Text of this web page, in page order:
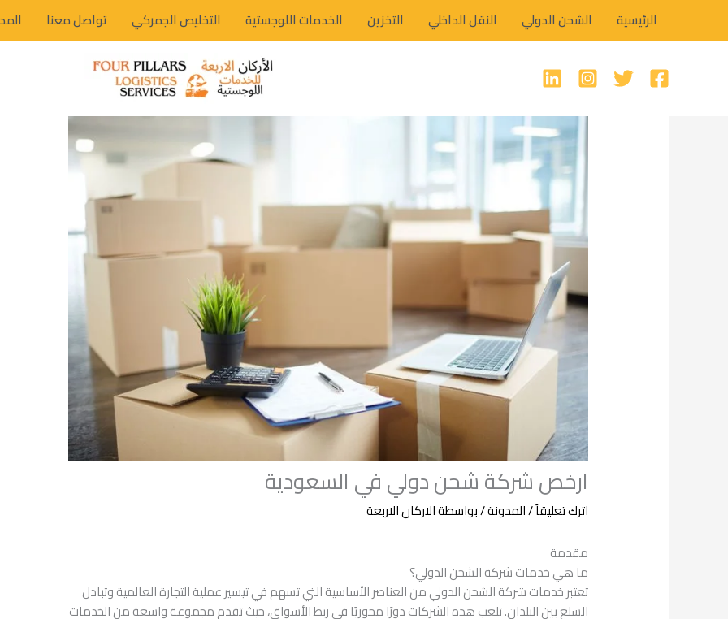
المحتوى
الرئيسية الشحن الدولي النقل الداخلي التخزين الخدمات اللوجستية التخليص الجمركي تواصل معنا
ارخص شركة شحن دولي في السعودية
اترك تعليقاً/المدونة/ بواسطةالاركان الاربعة
مقدمة
ما هي خدمات شركة الشحن الدولي؟
تعتبر خدمات شركة الشحن الدولي من العناصر الأساسية التي تسهم في تيسير عملية التجارة العالمية وتبادل
السلع بين البلدان. تلعب هذه الشركات دورًا محوريًا في ربط الأسواق، حيث تقدم مجموعة واسعة من الخدمات